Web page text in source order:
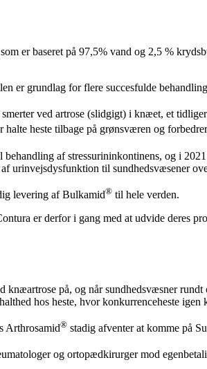
er baseret på 97,5% vand og 2,5 %
er grundlag for flere succesfulde
smerter ved artrose (slidgigt) i knæet, et
halte heste tilbage på grønsværen og
af stressurininkontinens, og i
urinvejsdysfunktion til sundhedsvæsener
levering af Bulkamid® til hele verden.
er derfor i gang med at udvide deres
på, og når sundhedsvæsner
hos heste, hvor konkurrenceheste
Arthrosamid® stadig afventer at komme på
og ortopædkirurger mod